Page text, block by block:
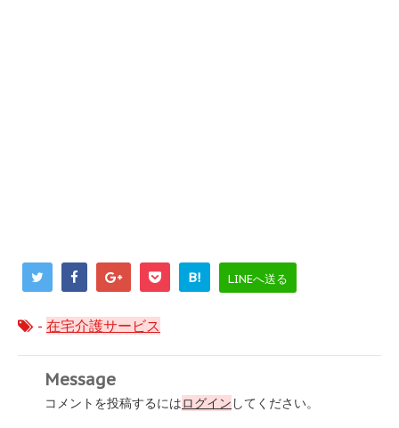
B! LINEへ送る
- 在宅介護サービス
Message
コメントを投稿するにはログイン してください。